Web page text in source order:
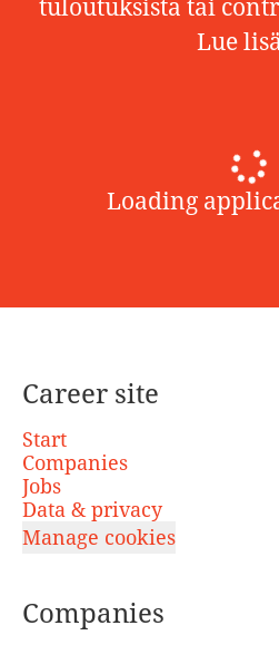
tuloutuksista tai
Lue
Loading
Career site
Start
Companies
Jobs
Data & privacy
Manage cookies
Companies